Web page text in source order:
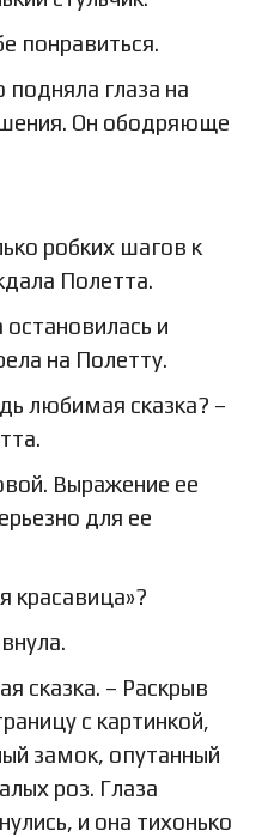
понравиться.
глаза на
Он ободряюще
робких шагов к
Полетта.
и
на Полетту.
любимая сказка? –
Выражение ее
для ее
красавица»?
сказка. – Раскрыв
с картинкой,
замок, опутанный
роз. Глаза
и она тихонько